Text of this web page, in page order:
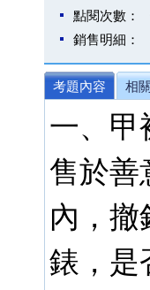
點閱次數：
銷售明細：
考題內容 相
一、甲
售於善
內，撤
錶，是